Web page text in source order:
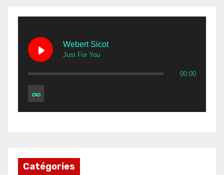
Webert Sicot
Just For You
00:00
Catégories